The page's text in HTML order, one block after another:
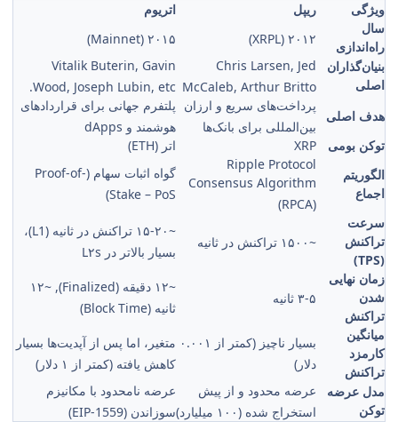
ویژگی
ریپل
اتریوم
سال
راه‌اندازی
۲۰۱۲ (XRPL)
۲۰۱۵ (Mainnet)
بنیان‌گذاران
اصلی
Chris Larsen, Jed
McCaleb, Arthur Britto
Vitalik Buterin, Gavin
Wood, Joseph Lubin, etc.
هدف اصلی
پرداخت‌های سریع و ارزان
بین‌المللی برای بانک‌ها
پلتفرم جهانی برای قراردادهای
هوشمند و dApps
توکن بومی
XRP
اتر (ETH)
الگوریتم
اجماع
Ripple Protocol
Consensus Algorithm
(RPCA)
گواه اثبات سهام (Proof-of-
Stake – PoS)
سرعت
تراکنش
(TPS)
~۱۵۰۰ تراکنش در ثانیه
~۱۵-۲۰ تراکنش در ثانیه (L1)،
بسیار بالاتر در L۲s
زمان نهایی
شدن
تراکنش
۳-۵ ثانیه
~۱۲ دقیقه (Finalized), ~۱۲
ثانیه (Block Time)
میانگین
کارمزد
تراکنش
بسیار ناچیز (کمتر از ۰.۰۰۱
دلار)
متغیر، اما پس از آپدیت‌ها بسیار
کاهش یافته (کمتر از ۱ دلار)
مدل عرضه
توکن
عرضه محدود و از پیش
استخراج شده (۱۰۰ میلیارد)
عرضه نامحدود با مکانیزم
سوزاندن (EIP-1559)